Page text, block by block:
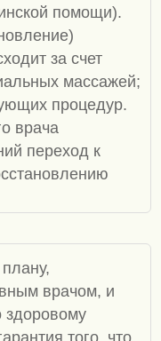
помощи).
за счет
массажей;
процедур.
врача
переход к
здоровому
того, что